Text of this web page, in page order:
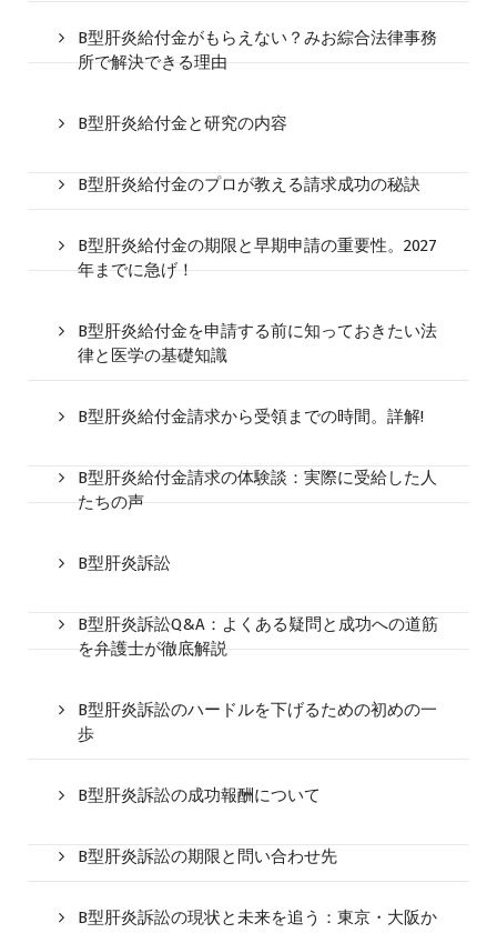
B型肝炎給付金がもらえない？みお綜合法律事務
所で解決できる理由
B型肝炎給付金と研究の内容
B型肝炎給付金のプロが教える請求成功の秘訣
B型肝炎給付金の期限と早期申請の重要性。2027
年までに急げ！
B型肝炎給付金を申請する前に知っておきたい法
律と医学の基礎知識
B型肝炎給付金請求から受領までの時間。詳解!
B型肝炎給付金請求の体験談：実際に受給した人
たちの声
B型肝炎訴訟
B型肝炎訴訟Q&A：よくある疑問と成功への道筋
を弁護士が徹底解説
B型肝炎訴訟のハードルを下げるための初めの一
歩
B型肝炎訴訟の成功報酬について
B型肝炎訴訟の期限と問い合わせ先
B型肝炎訴訟の現状と未来を追う：東京・大阪か